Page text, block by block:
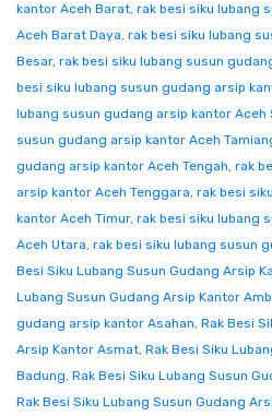
kantor Aceh Barat, rak besi siku lubang
Aceh Barat Daya, rak besi siku lubang
Besar, rak besi siku lubang susun
besi siku lubang susun gudang arsip
lubang susun gudang arsip kantor Aceh
susun gudang arsip kantor Aceh
gudang arsip kantor Aceh Tengah, rak
arsip kantor Aceh Tenggara, rak besi
kantor Aceh Timur, rak besi siku lubang
Aceh Utara, rak besi siku lubang susun
Besi Siku Lubang Susun Gudang Arsip
Lubang Susun Gudang Arsip Kantor
gudang arsip kantor Asahan, Rak Besi
Arsip Kantor Asmat, Rak Besi Siku
Badung, Rak Besi Siku Lubang Susun
Rak Besi Siku Lubang Susun Gudang